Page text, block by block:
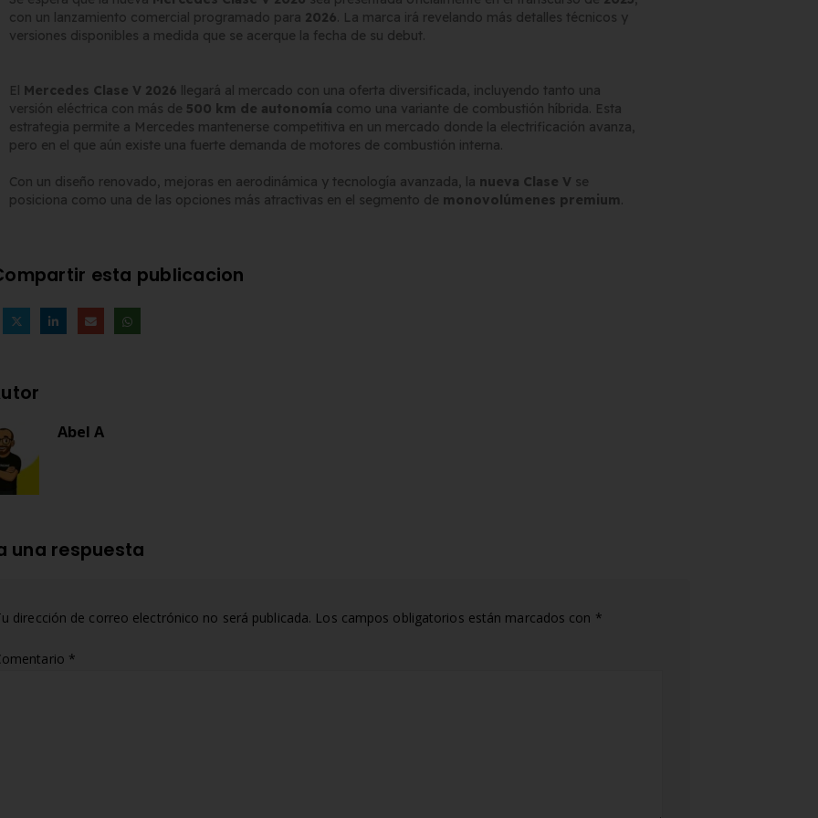
con un lanzamiento comercial programado para 2026. La marca irá revelando más detalles técnicos y
versiones disponibles a medida que se acerque la fecha de su debut.
El Mercedes Clase V 2026 llegará al mercado con una oferta diversificada, incluyendo tanto una
versión eléctrica con más de 500 km de autonomía como una variante de combustión híbrida. Esta
estrategia permite a Mercedes mantenerse competitiva en un mercado donde la electrificación avanza,
pero en el que aún existe una fuerte demanda de motores de combustión interna.
Con un diseño renovado, mejoras en aerodinámica y tecnología avanzada, la nueva Clase V se
posiciona como una de las opciones más atractivas en el segmento de monovolúmenes premium.
esta publicacion
Abel A
una respuesta
dirección de correo electrónico no será publicada. Los campos obligatorios están marcados con *
*